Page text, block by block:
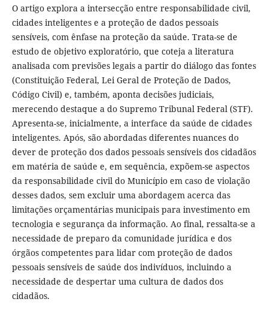
O artigo explora a intersecção entre responsabilidade civil,
cidades inteligentes e a proteção de dados pessoais
sensíveis, com ênfase na proteção da saúde. Trata-se de
estudo de objetivo exploratório, que coteja a literatura
analisada com previsões legais a partir do diálogo das fontes
(Constituição Federal, Lei Geral de Proteção de Dados,
Código Civil) e, também, aponta decisões judiciais,
merecendo destaque a do Supremo Tribunal Federal (STF).
Apresenta-se, inicialmente, a interface da saúde de cidades
inteligentes. Após, são abordadas diferentes nuances do
dever de proteção dos dados pessoais sensíveis dos cidadãos
em matéria de saúde e, em sequência, expõem-se aspectos
da responsabilidade civil do Município em caso de violação
desses dados, sem excluir uma abordagem acerca das
limitações orçamentárias municipais para investimento em
tecnologia e segurança da informação. Ao final, ressalta-se a
necessidade de preparo da comunidade jurídica e dos
órgãos competentes para lidar com proteção de dados
pessoais sensíveis de saúde dos indivíduos, incluindo a
necessidade de despertar uma cultura de dados dos
cidadãos.